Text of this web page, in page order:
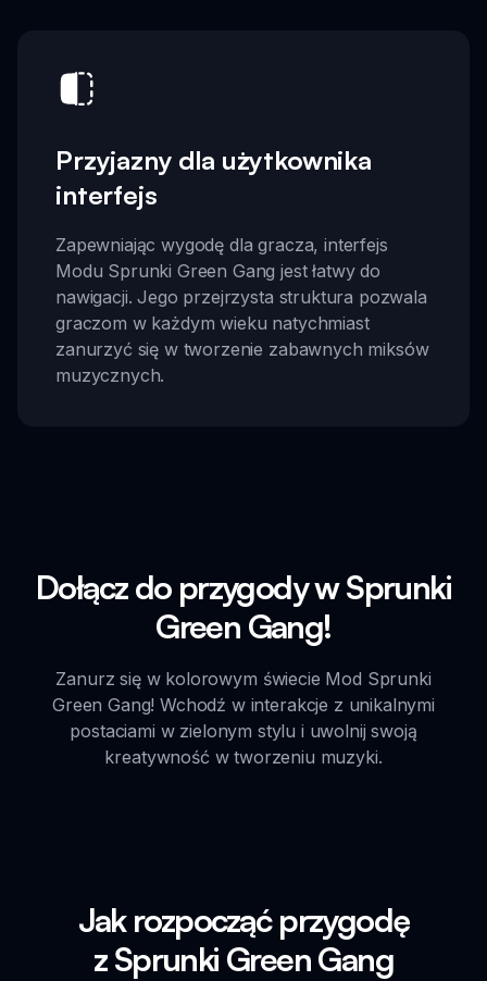
Przyjazny dla użytkownika
interfejs
Zapewniając wygodę dla gracza, interfejs
Modu Sprunki Green Gang jest łatwy do
nawigacji. Jego przejrzysta struktura pozwala
graczom w każdym wieku natychmiast
zanurzyć się w tworzenie zabawnych miksów
muzycznych.
Dołącz do przygody w Sprunki
Green Gang!
Zanurz się w kolorowym świecie Mod Sprunki
Green Gang! Wchodź w interakcje z unikalnymi
postaciami w zielonym stylu i uwolnij swoją
kreatywność w tworzeniu muzyki.
Jak rozpocząć przygodę
z Sprunki Green Gang